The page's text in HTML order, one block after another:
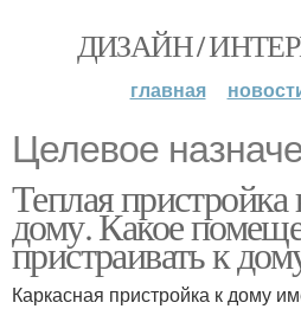
ДИЗАЙН /
главная
Целевое
Теплая пристройка
дому. Какое
пристраивать к
Каркасная пристройка к дому